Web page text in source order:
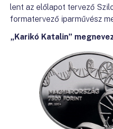
lent az előlapot tervező
formatervező iparművész
„Karikó Katalin”